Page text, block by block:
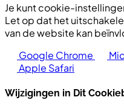
Je kunt cookie-
Let op dat het
van de website kan
Google Chrome
Apple Safari
Wijzigingen in Dit